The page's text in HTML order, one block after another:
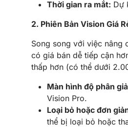
Thời gian ra mắt: Dự
2. Phiên Bản Vision Giá
Song song với việc nâng
có giá bán dễ tiếp cận
thấp hơn (có thể dưới
Màn hình độ phân
Vision Pro.
Loại bỏ hoặc đơn
thể bị loại bỏ hoặc